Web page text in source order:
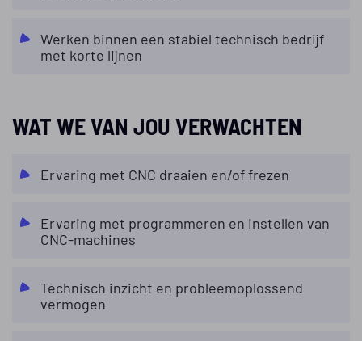
Werken binnen een stabiel technisch bedrijf
met korte lijnen
WAT WE VAN JOU VERWACHTEN
Ervaring met CNC draaien en/of frezen
Ervaring met programmeren en instellen van
CNC-machines
Technisch inzicht en probleemoplossend
vermogen